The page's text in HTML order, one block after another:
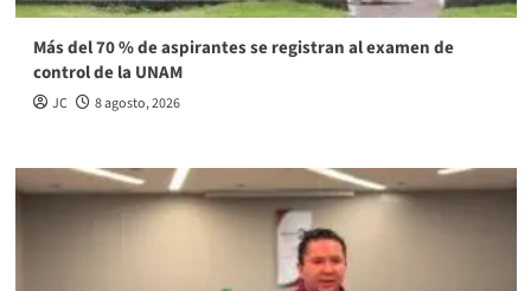
Más del 70 % de aspirantes se registran al examen de
control de la UNAM
JC 8 agosto, 2026